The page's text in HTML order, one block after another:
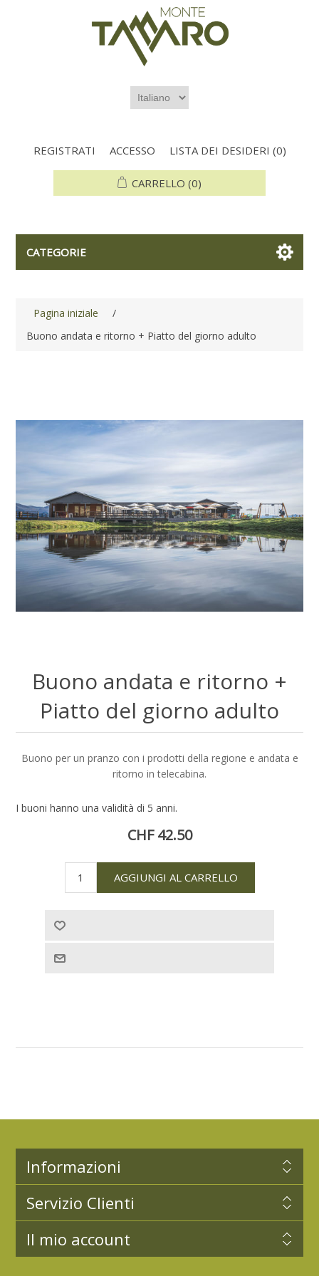
REGISTRATI ACCESSO LISTA DEI DESIDERI (0)
CARRELLO (0)
CATEGORIE
Pagina iniziale
/
Buono andata e ritorno + Piatto del giorno adulto
Buono andata e ritorno +
Piatto del giorno adulto
Buono per un pranzo con i prodotti della regione e andata e
ritorno in telecabina.
I buoni hanno una validità di 5 anni.
CHF 42.50
Informazioni
Servizio Clienti
Il mio account